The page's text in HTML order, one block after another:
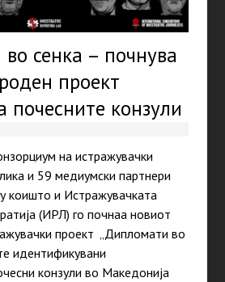
сенка – почнува
проект
почесните конзули
на истражувачки
и 59 медиумски партнери
коишто и Истражувачката
(ИРЛ) го почнаа новиот
проект „Дипломати во
идентификувани
конзули во Македонија